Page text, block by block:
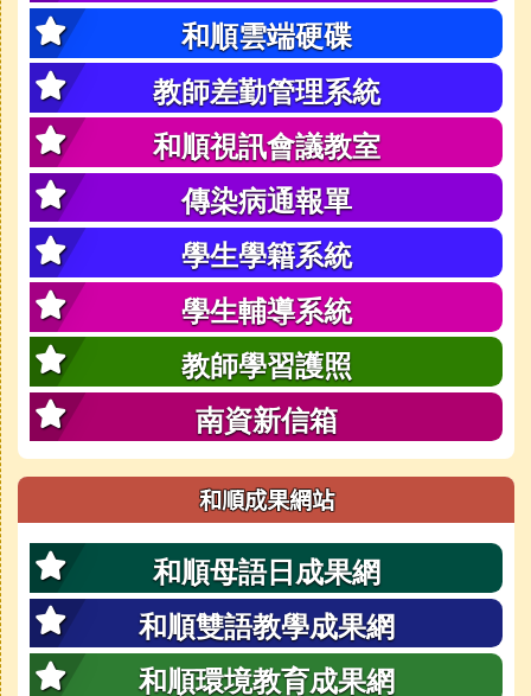
和順雲端硬碟
教師差勤管理系統
和順視訊會議教室
傳染病通報單
學生學籍系統
學生輔導系統
教師學習護照
南資新信箱
和順成果網站
和順母語日成果網
和順雙語教學成果網
和順環境教育成果網